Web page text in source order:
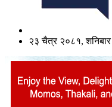
२३ चैत्र २०८१, शनिबार